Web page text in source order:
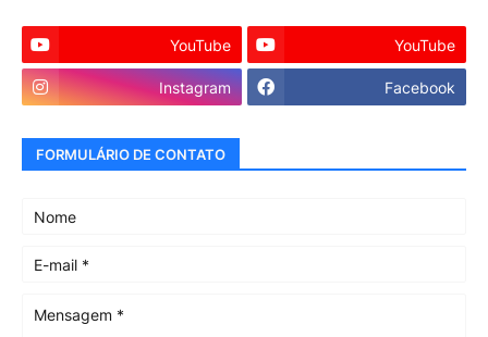
YouTube YouTube
Instagram Facebook
FORMULÁRIO DE CONTATO